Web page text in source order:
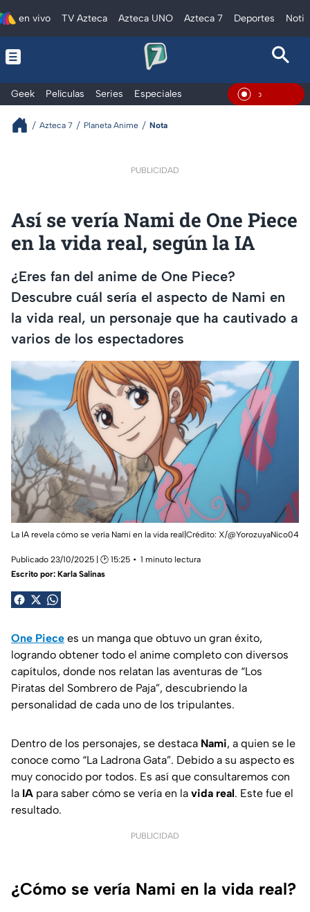
en vivo TV Azteca Azteca UNO Azteca 7 Deportes
Geek Películas Series Especiales En Vivo
Azteca 7 Planeta Anime Nota
PUBLICIDAD
Así se vería Nami de One Piece
en la vida real, según la IA
¿Eres fan del anime de One Piece?
Descubre cuál sería el aspecto de Nami en
la vida real, un personaje que ha cautivado a
varios de los espectadores
La IA revela cómo se vería Nami en la vida real|Crédito: X/@YorozuyaNico04
Publicado 23/10/2025 | 🕑 15:25
1 minuto lectura
Escrito por: Karla Salinas
One Piece es un manga que obtuvo un gran éxito,
logrando obtener todo el anime completo con diversos
capítulos, donde nos relatan las aventuras de “Los
Piratas del Sombrero de Paja”, descubriendo la
personalidad de cada uno de los tripulantes.
Dentro de los personajes, se destaca Nami, a quien se le
conoce como “La Ladrona Gata”. Debido a su aspecto es
muy conocido por todos. Es así que consultaremos con
la IA para saber cómo se vería en la vida real. Este fue el
resultado.
PUBLICIDAD
¿Cómo se vería Nami en la vida real?